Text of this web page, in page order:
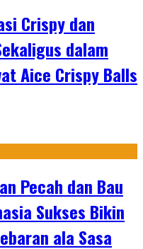
Crispy dan
dalam
Aice Crispy Balls
Pecah dan Bau
Sukses Bikin
ala Sasa